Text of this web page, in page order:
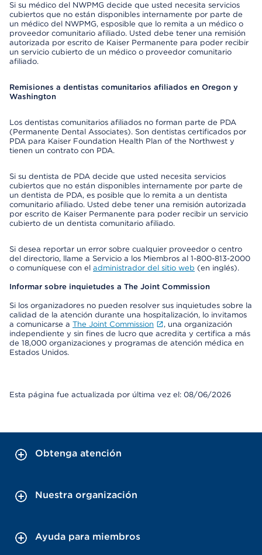
Si su médico del NWPMG decide que usted necesita servicios
cubiertos que no están disponibles internamente por parte de
un médico del NWPMG, esposible que lo remita a un médico o
proveedor comunitario afiliado. Usted debe tener una remisión
autorizada por escrito de Kaiser Permanente para poder recibir
un servicio cubierto de un médico o proveedor comunitario
afiliado.
Remisiones a dentistas comunitarios afiliados en Oregon y
Washington
Los dentistas comunitarios afiliados no forman parte de PDA
(Permanente Dental Associates). Son dentistas certificados por
PDA para Kaiser Foundation Health Plan of the Northwest y
tienen un contrato con PDA.
Si su dentista de PDA decide que usted necesita servicios
cubiertos que no están disponibles internamente por parte de
un dentista de PDA, es posible que lo remita a un dentista
comunitario afiliado. Usted debe tener una remisión autorizada
por escrito de Kaiser Permanente para poder recibir un servicio
cubierto de un dentista comunitario afiliado.
Si desea reportar un error sobre cualquier proveedor o centro
del directorio, llame a Servicio a los Miembros al 1-800-813-2000
o comuníquese con el administrador del sitio web (en inglés).
Informar sobre inquietudes a The Joint Commission
Si los organizadores no pueden resolver sus inquietudes sobre la
calidad de la atención durante una hospitalización, lo invitamos
a comunicarse a The Joint Commission
, una organización
independiente y sin fines de lucro que acredita y certifica a más
de 18,000 organizaciones y programas de atención médica en
Estados Unidos.
Esta página fue actualizada por última vez el: 08/06/2026
Obtenga atención
Nuestra organización
Ayuda para miembros